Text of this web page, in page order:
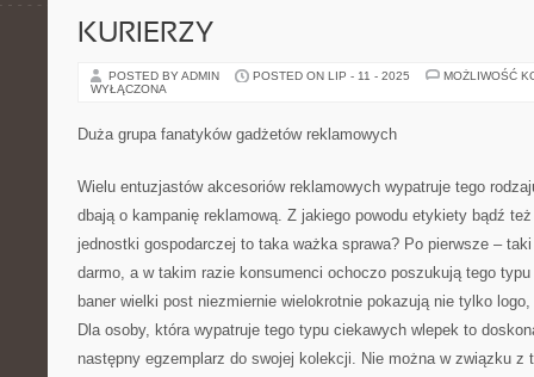
KURIERZY
POSTED BY ADMIN POSTED ON LIP - 11 - 2025
MOŻLIWOŚĆ
WYŁĄCZONA
Duża grupa fanatyków gadżetów reklamowych
Wielu entuzjastów akcesoriów reklamowych wypatruje tego
dbają o kampanię reklamową. Z jakiego powodu etykiety bądź też
jednostki gospodarczej to taka ważka sprawa? Po pierwsze –
darmo, a w takim razie konsumenci ochoczo poszukują tego
baner wielki post niezmiernie wielokrotnie pokazują nie tylko
Dla osoby, która wypatruje tego typu ciekawych wlepek to
następny egzemplarz do swojej kolekcji. Nie można w związku z